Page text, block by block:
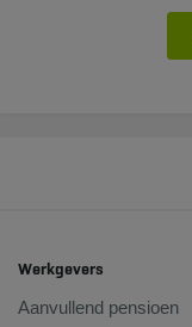
Werkgevers
Aanvullend pensioen